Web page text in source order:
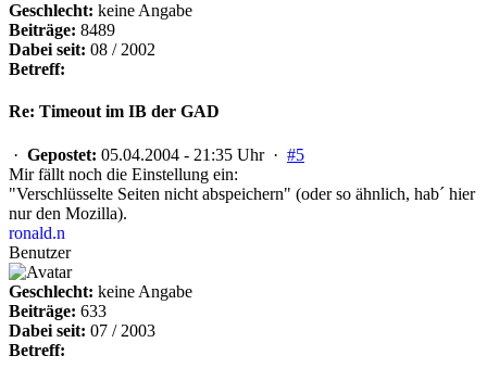
Geschlecht: keine Angabe
Beiträge: 8489
Dabei seit: 08 / 2002
Betreff:
Re: Timeout im IB der GAD
· Gepostet: 05.04.2004 - 21:35 Uhr · #5
Mir fällt noch die Einstellung ein:
"Verschlüsselte Seiten nicht abspeichern" (oder so ähnlich, hab´ hier
nur den Mozilla).
ronald.n
Benutzer
Geschlecht: keine Angabe
Beiträge: 633
Dabei seit: 07 / 2003
Betreff: